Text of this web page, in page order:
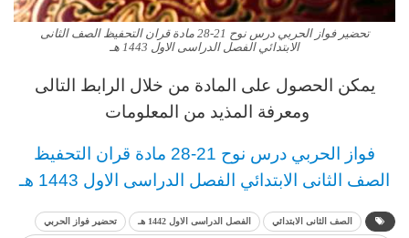
تحضير فواز الحربي درس نوح 21-28 مادة قران التحفيظ الصف الثانى
الابتدائي الفصل الدراسى الاول 1443 هـ
يمكن الحصول على المادة من خلال الرابط التالى
ومعرفة المذيد من المعلومات
فواز الحربي درس نوح 21-28 مادة قران التحفيظ
الصف الثانى الابتدائي الفصل الدراسى الاول 1443 هـ
الصف الثانى الابتدائي الفصل الدراسى الاول 1442 هـ تحضير فواز الحربي